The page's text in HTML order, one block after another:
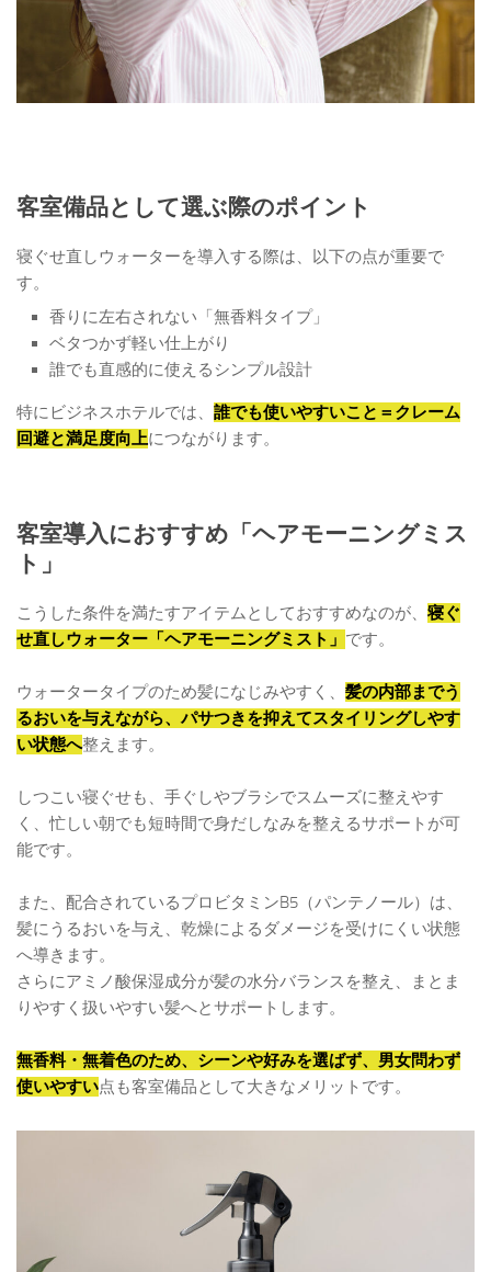
客室備品として選ぶ際のポイント
寝ぐせ直しウォーターを導入する際は、以下の点が重要で
す。
香りに左右されない「無香料タイプ」
ベタつかず軽い仕上がり
誰でも直感的に使えるシンプル設計
特にビジネスホテルでは、 誰でも使いやすいこと＝クレーム
回避と満足度向上につながります。
客室導入におすすめ「ヘアモーニングミス
ト」
こうした条件を満たすアイテムとしておすすめなのが、 寝ぐ
せ直しウォーター「ヘアモーニングミスト」 です。
ウォータータイプのため髪になじみやすく、 髪の内部までう
るおいを与えながら、パサつきを抑えてスタイリングしやす
い状態へ整えます。
しつこい寝ぐせも、手ぐしやブラシでスムーズに整えやす
く、忙しい朝でも短時間で身だしなみを整えるサポートが可
能です。
また、配合されているプロビタミンB5（パンテノール）は、
髪にうるおいを与え、乾燥によるダメージを受けにくい状態
へ導きます。
さらにアミノ酸保湿成分が髪の水分バランスを整え、まとま
りやすく扱いやすい髪へとサポートします。
無香料・無着色のため、シーンや好みを選ばず、男女問わず
使いやすい点も客室備品として大きなメリットです。